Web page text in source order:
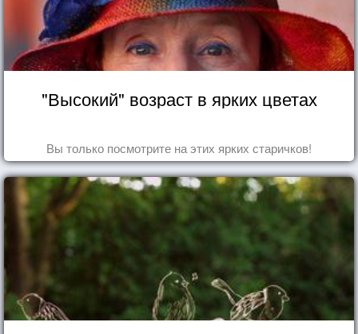
"Высокий" возраст в ярких цветах
Вы только посмотрите на этих ярких старичков!